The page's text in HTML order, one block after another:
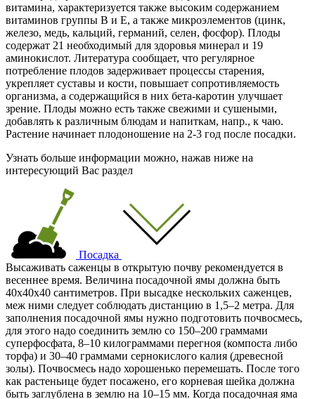
витамина, характеризуется также высоким содержанием
витаминов группы В и Е, а также микроэлементов (цинк,
железо, медь, кальций, германий, селен, фосфор). Плоды
содержат 21 необходимый для здоровья минерал и 19
аминокислот. Литература сообщает, что регулярное
потребление плодов задерживает процессы старения,
укрепляет суставы и кости, повышает сопротивляемость
организма, а содержащийся в них бета-каротин улучшает
зрение. Плоды можно есть также свежими и сушеными,
добавлять к различным блюдам и напиткам, напр., к чаю.
Растение начинает плодоношение на 2-3 год после посадки.
Узнать больше информации можно, нажав ниже на
интересующий Вас раздел
Посадка
Высаживать саженцы в открытую почву рекомендуется в
весеннее время. Величина посадочной ямы должна быть
40х40х40 сантиметров. При высадке нескольких саженцев,
меж ними следует соблюдать дистанцию в 1,5–2 метра. Для
заполнения посадочной ямы нужно подготовить почвосмесь,
для этого надо соединить землю со 150–200 граммами
суперфосфата, 8–10 килограммами перегноя (компоста либо
торфа) и 30–40 граммами сернокислого калия (древесной
золы). Почвосмесь надо хорошенько перемешать. После того
как растеньице будет посажено, его корневая шейка должна
быть заглублена в землю на 10–15 мм. Когда посадочная яма